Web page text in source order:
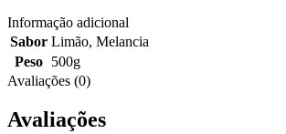
Informação adicional
Sabor Limão, Melancia
Peso 500g
Avaliações (0)
Avaliações